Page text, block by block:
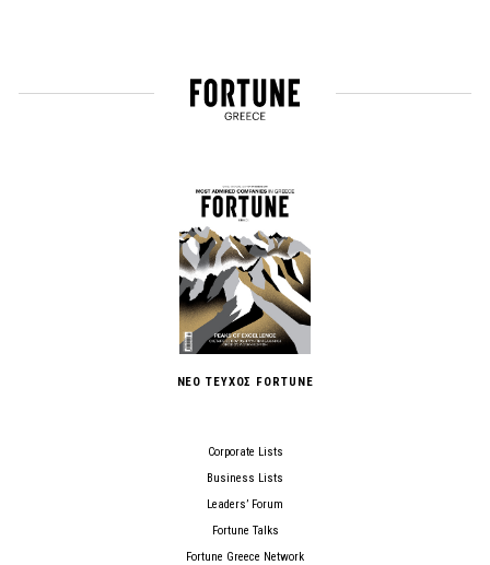
ΝΕΟ ΤΕΥΧΟΣ FORTUNE
Corporate Lists
Business Lists
Leaders’ Forum
Fortune Talks
Fortune Greece Network